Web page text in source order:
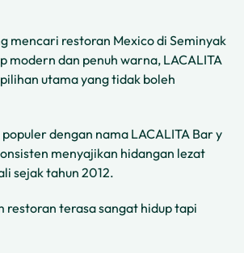
mencari restoran Mexico di Seminyak
modern dan penuh warna, LACALITA
utama yang tidak boleh
dengan nama LACALITA Bar y
menyajikan hidangan lezat
sejak tahun 2012.
restoran terasa sangat hidup tapi